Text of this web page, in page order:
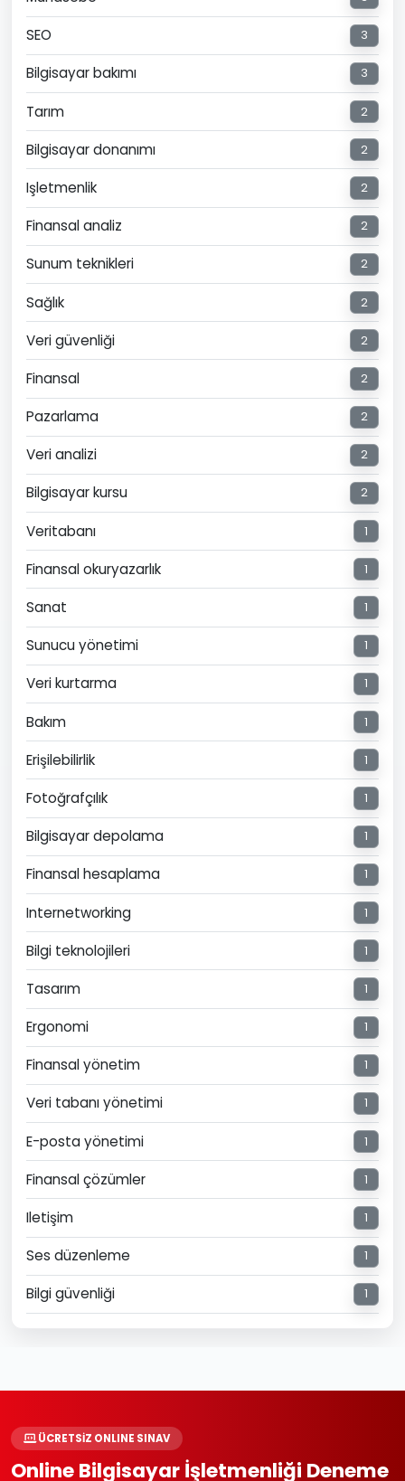
SEO 3
Bilgisayar bakımı 3
Tarım 2
Bilgisayar donanımı 2
Işletmenlik 2
Finansal analiz 2
Sunum teknikleri 2
Sağlık 2
Veri güvenliği 2
Finansal 2
Pazarlama 2
Veri analizi 2
Bilgisayar kursu 2
Veritabanı 1
Finansal okuryazarlık 1
Sanat 1
Sunucu yönetimi 1
Veri kurtarma 1
Bakım 1
Erişilebilirlik 1
Fotoğrafçılık 1
Bilgisayar depolama 1
Finansal hesaplama 1
Internetworking 1
Bilgi teknolojileri 1
Tasarım 1
Ergonomi 1
Finansal yönetim 1
Veri tabanı yönetimi 1
E-posta yönetimi 1
Finansal çözümler 1
Iletişim 1
Ses düzenleme 1
Bilgi güvenliği 1
ÜCRETSİZ ONLINE SINAV
Online Bilgisayar İşletmenliği Deneme